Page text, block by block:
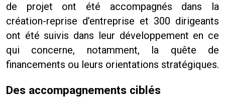
de projet ont été accompagnés dans la
création-reprise d’entreprise et 300 dirigeants
ont été suivis dans leur développement en ce
qui concerne, notamment, la quête de
financements ou leurs orientations stratégiques.
Des accompagnements ciblés